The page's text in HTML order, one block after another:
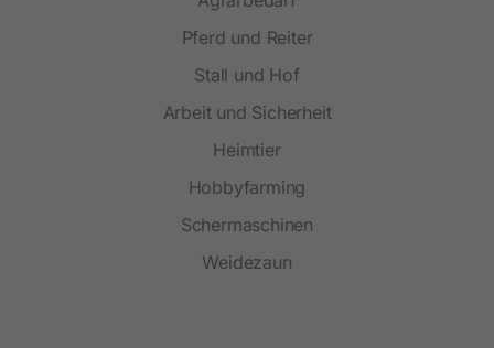
Pferd und Reiter
Stall und Hof
Arbeit und Sicherheit
Heimtier
Hobbyfarming
Schermaschinen
Weidezaun